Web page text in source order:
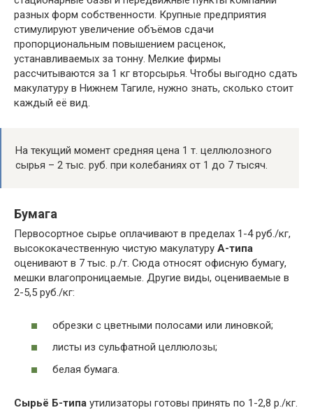
разных форм собственности. Крупные предприятия
стимулируют увеличение объёмов сдачи
пропорциональным повышением расценок,
устанавливаемых за тонну. Мелкие фирмы
рассчитываются за 1 кг вторсырья. Чтобы выгодно сдать
макулатуру в Нижнем Тагиле, нужно знать, сколько стоит
каждый её вид.
На текущий момент средняя цена 1 т. целлюлозного
сырья – 2 тыс. руб. при колебаниях от 1 до 7 тысяч.
Бумага
Первосортное сырье оплачивают в пределах 1-4 руб./кг,
высококачественную чистую макулатуру А-типа
оценивают в 7 тыс. р./т. Сюда относят офисную бумагу,
мешки влагопроницаемые. Другие виды, оцениваемые в
2-5,5 руб./кг:
обрезки с цветными полосами или линовкой;
листы из сульфатной целлюлозы;
белая бумага.
Сырьё Б-типа утилизаторы готовы принять по 1-2,8 р./кг.